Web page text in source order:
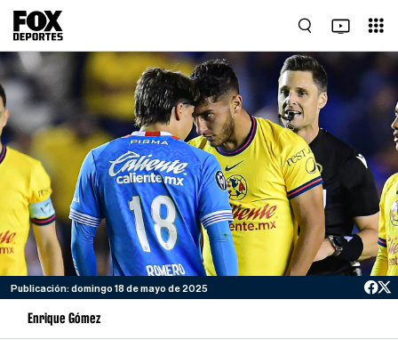
Publicación: domingo 18 de mayo de 2025
Enrique Gómez